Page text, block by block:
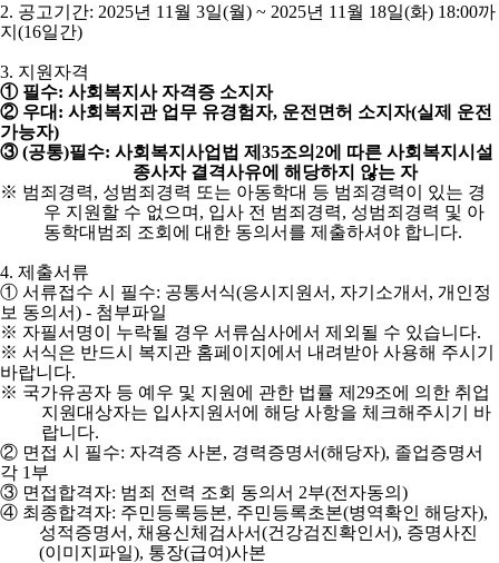
2. 공고기간: 2025년 11 월 3일(월) ~ 2025년 11 월 18일(화) 18:00까
지 (16일간)
3. 지원자격
① 필수: 사회복지사 자격증 소지자
② 우대 : 사회복지관 업무 유경험자, 운전면허 소지자(실제 운전
가능자)
③(공통)필수: 사회복지사업법 제 35조의 2에 따른 사회복지시설
종사자 결격사유에 해당하지 않는 자
※ 범죄경력, 성범죄경력 또는 아동학대 등 범죄경력이 있는 경
우 지원할 수 없으며 , 입사 전 범죄경력, 성범죄경력 및 아
동학대범죄 조회에 대한 동의서를 제출하셔야 합니다.
4. 제출서류
① 서류접수 시 필수: 공통서식(응시지원서 , 자기소개서 , 개인정
보 동의서) - 첨부파일
※ 자필서명이 누락될 경우 서류심사에서 제외될 수 있습니다.
※ 서식은 반드시 복지관 홈페이지에서 내려받아 사용해 주시기
바랍니다.
※ 국가유공자 등 예우 및 지원에 관한 법률 제 29조에 의한 취업
지원대상자는 입사지원서에 해당 사항을 체크해주시기 바
랍니다.
② 면접 시 필수: 자격증 사본, 경력증명서(해당자), 졸업증명서
각 1 부
③ 면접합격자: 범죄 전력 조회 동의서 2부(전자동의 )
④ 최종합격자: 주민등록등본, 주민등록초본(병역확인 해당자),
성적증명서 , 채용신체검사서(건강검진확인서), 증명사진
(이미지파일), 통장(급여)사본